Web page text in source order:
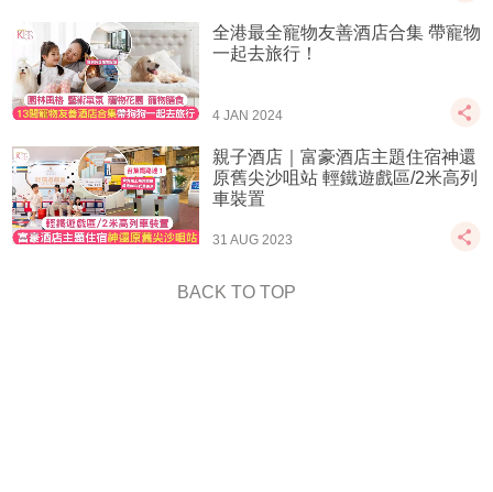
全港最全寵物友善酒店合集 帶寵物
一起去旅行！
4 JAN 2024
親子酒店｜富豪酒店主題住宿神還
原舊尖沙咀站 輕鐵遊戲區/2米高列
車裝置
31 AUG 2023
BACK TO TOP